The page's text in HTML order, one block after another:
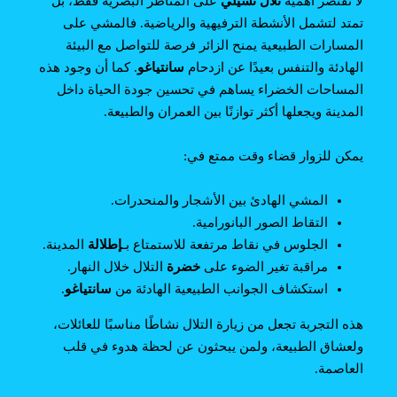
تمتد لتشمل الأنشطة الترفيهية والرياضية. فالمشي على
المسارات الطبيعية يمنح الزائر فرصة للتواصل مع البيئة
الهادئة والتنفس بعيدًا عن ازدحام سانتياغو. كما أن وجود هذه
المساحات الخضراء يساهم في تحسين جودة الحياة داخل
المدينة ويجعلها أكثر توازنًا بين العمران والطبيعة.
يمكن للزوار قضاء وقت ممتع في:
المشي الهادئ بين الأشجار والمنحدرات.
التقاط الصور البانورامية.
الجلوس في نقاط مرتفعة للاستمتاع بـإطلالة المدينة.
مراقبة تغير الضوء على خضرة التلال خلال النهار.
استكشاف الجوانب الطبيعية الهادئة من سانتياغو.
هذه التجربة تجعل من زيارة التلال نشاطًا مناسبًا للعائلات،
ولعشاق الطبيعة، ولمن يبحثون عن لحظة هدوء في قلب
العاصمة.